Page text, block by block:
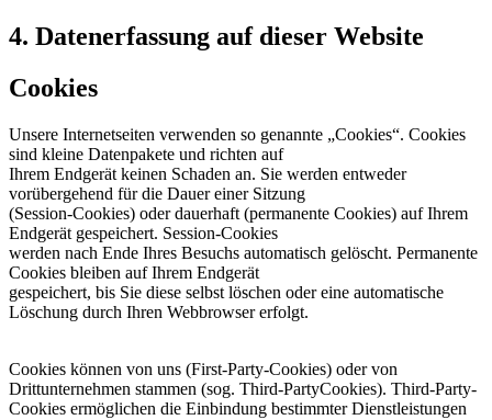
4. Datenerfassung auf dieser Website
Cookies
Unsere Internetseiten verwenden so genannte „Cookies“. Cookies
sind kleine Datenpakete und richten auf
Ihrem Endgerät keinen Schaden an. Sie werden entweder
vorübergehend für die Dauer einer Sitzung
(Session-Cookies) oder dauerhaft (permanente Cookies) auf Ihrem
Endgerät gespeichert. Session-Cookies
werden nach Ende Ihres Besuchs automatisch gelöscht. Permanente
Cookies bleiben auf Ihrem Endgerät
gespeichert, bis Sie diese selbst löschen oder eine automatische
Löschung durch Ihren Webbrowser erfolgt.
Cookies können von uns (First-Party-Cookies) oder von
Drittunternehmen stammen (sog. Third-PartyCookies). Third-Party-
Cookies ermöglichen die Einbindung bestimmter Dienstleistungen